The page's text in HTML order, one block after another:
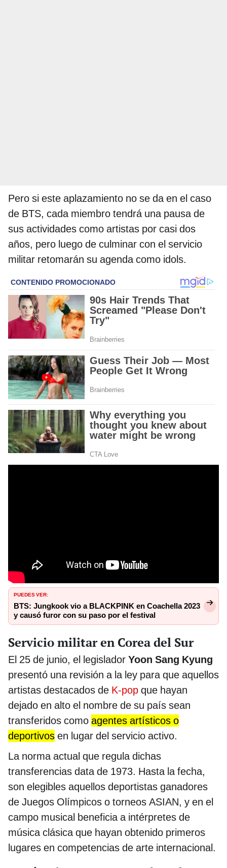
Pero si este aplazamiento no se da en el caso
de BTS, cada miembro tendrá una pausa de
sus actividades como artistas por casi dos
años, pero luego de culminar con el servicio
militar retomarán su agenda como idols.
PUEDES VER:
BTS: Jungkook vio a BLACKPINK en Coachella 2023
y causó furor con su paso por el festival
Servicio militar en Corea del Sur
El 25 de junio, el legislador Yoon Sang Kyung
presentó una revisión a la ley para que aquellos
artistas destacados de K-pop que hayan
dejado en alto el nombre de su país sean
transferidos como agentes artísticos o
deportivos en lugar del servicio activo.
La norma actual que regula dichas
transferencias data de 1973. Hasta la fecha,
son elegibles aquellos deportistas ganadores
de Juegos Olímpicos o torneos ASIAN, y en el
campo musical beneficia a intérpretes de
música clásica que hayan obtenido primeros
lugares en competencias de arte internacional.